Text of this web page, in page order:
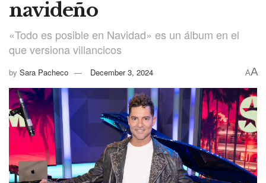
navideño
«Todo es posible en Navidad» es un álbum en el
que versiona villancicos
by Sara Pacheco December 3, 2024 AA